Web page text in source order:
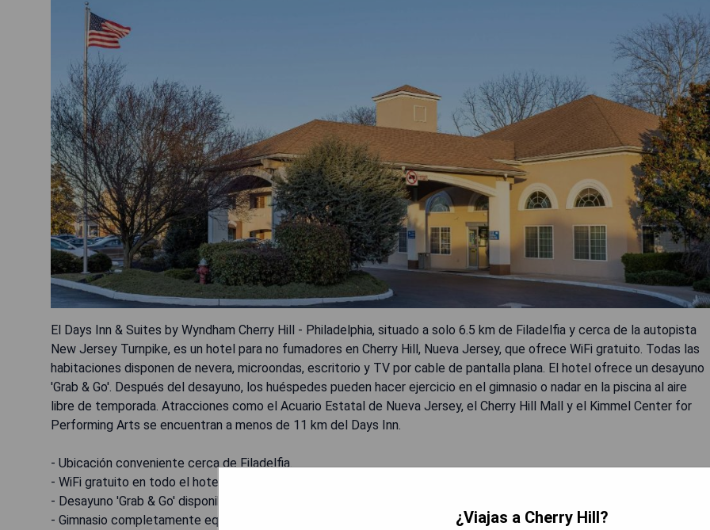
El Days Inn & Suites by Wyndham Cherry Hill - Philadelphia, situado a solo 6.5 km de Filadelfia y cerca de la autopista
New Jersey Turnpike, es un hotel para no fumadores en Cherry Hill, Nueva Jersey, que ofrece WiFi gratuito. Todas las
habitaciones disponen de nevera, microondas, escritorio y TV por cable de pantalla plana. El hotel ofrece un desayuno
'Grab & Go'. Después del desayuno, los huéspedes pueden hacer ejercicio en el gimnasio o nadar en la piscina al aire
libre de temporada. Atracciones como el Acuario Estatal de Nueva Jersey, el Cherry Hill Mall y el Kimmel Center for
Performing Arts se encuentran a menos de 11 km del Days Inn.
- Ubicación conveniente cerca de Filadelfia.
- WiFi gratuito en todo el hotel.
- Desayuno 'Grab & Go' disponible.
- Gimnasio completamente equipado.
¿Viajas a Cherry Hill?